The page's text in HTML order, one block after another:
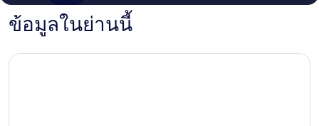
ข้อมูลในย่านนี้